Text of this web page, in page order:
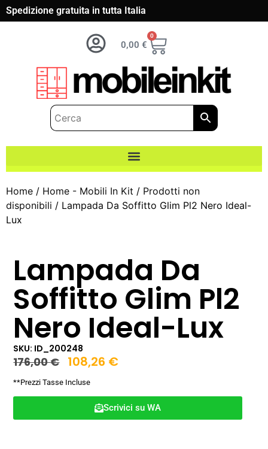
Spedizione gratuita in tutta Italia
0,00 €
0
Home / Home - Mobili In Kit / Prodotti non
disponibili / Lampada Da Soffitto Glim Pl2 Nero Ideal-
Lux
Lampada Da
Soffitto Glim Pl2
Nero Ideal-Lux
SKU: ID_200248
176,00€ 108,26 €
**Prezzi Tasse Incluse
Scrivici su WA